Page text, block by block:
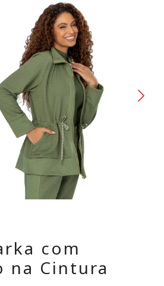
com
na Cintura